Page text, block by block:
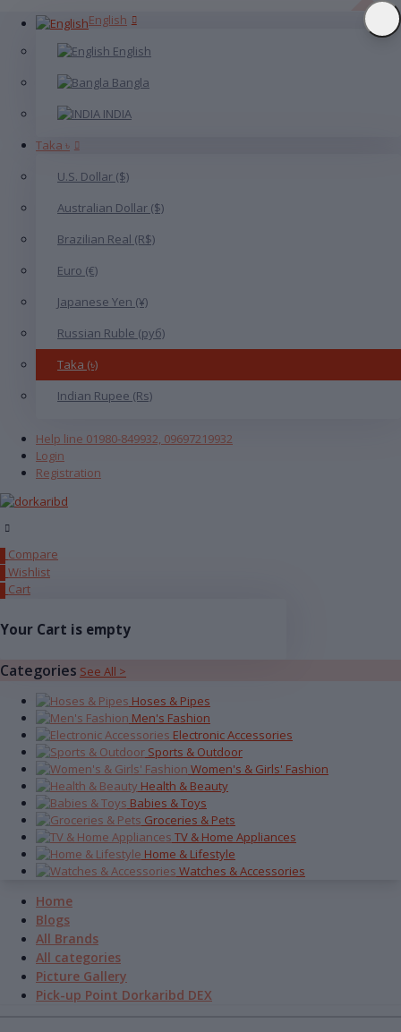
English
English
Bangla
INDIA
Taka ৳
U.S. Dollar ($)
Australian Dollar ($)
Brazilian Real (R$)
Euro (€)
Japanese Yen (¥)
Russian Ruble (руб)
Taka (৳)
Indian Rupee (Rs)
Help line 01980-849932, 09697219932
Login
Registration
Compare
Wishlist
Cart
Your Cart is empty
Categories See All >
Hoses & Pipes
Men's Fashion
Electronic Accessories
Sports & Outdoor
Women's & Girls' Fashion
Health & Beauty
Babies & Toys
Groceries & Pets
TV & Home Appliances
Home & Lifestyle
Watches & Accessories
Home
Blogs
All Brands
All categories
Picture Gallery
Pick-up Point Dorkaribd DEX